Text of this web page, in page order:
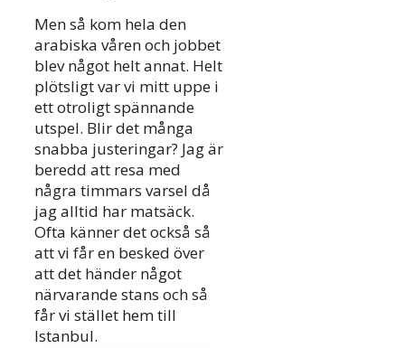
Men så kom hela den
arabiska våren och jobbet
blev något helt annat. Helt
plötsligt var vi mitt uppe i
ett otroligt spännande
utspel. Blir det många
snabba justeringar? Jag är
beredd att resa med
några timmars varsel då
jag alltid har matsäck.
Ofta känner det också så
att vi får en besked över
att det händer något
närvarande stans och så
får vi stället hem till
Istanbul.